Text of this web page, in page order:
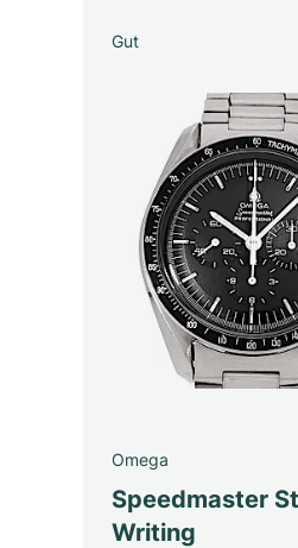
Gut
Omega
Speedmaster
Writing